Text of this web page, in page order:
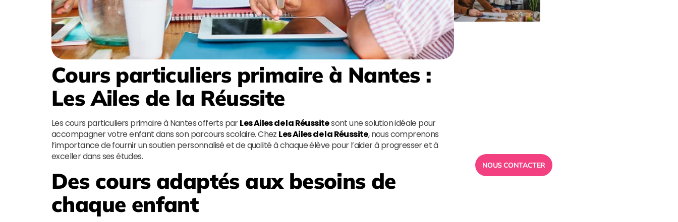
Cours particuliers primaire à Nantes:
Les Ailes de la Réussite
Les cours particuliers primaire à Nantes offerts parLes Ailes de la Réussitesont une solution idéale pour
accompagner votre enfant dans son parcours scolaire. Chez Les Ailes de la Réussite, nous comprenons
l’importance de fournir un soutien personnalisé et de qualité à chaque élève pour l’aider à progresser et à
exceller dans ses études.
Des cours adaptés aux besoins de
chaque enfant
NOUS CONTACTER